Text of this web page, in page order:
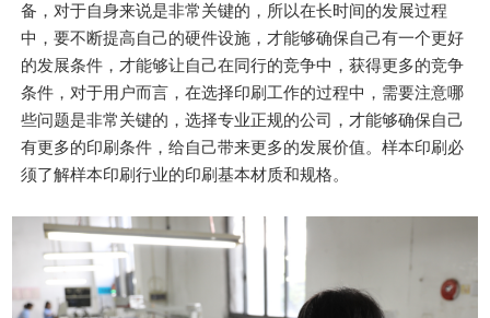
备，对于自身来说是非常关键的，所以在长时间的发展过程
中，要不断提高自己的硬件设施，才能够确保自己有一个更好
的发展条件，才能够让自己在同行的竞争中，获得更多的竞争
条件，对于用户而言，在选择印刷工作的过程中，需要注意哪
些问题是非常关键的，选择专业正规的公司，才能够确保自己
有更多的印刷条件，给自己带来更多的发展价值。样本印刷必
须了解样本印刷行业的印刷基本材质和规格。